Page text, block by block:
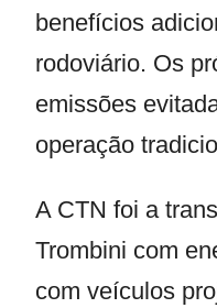
benefícios
rodoviário. Os
emissões
operação
A CTN foi a
Trombini com
com veículos